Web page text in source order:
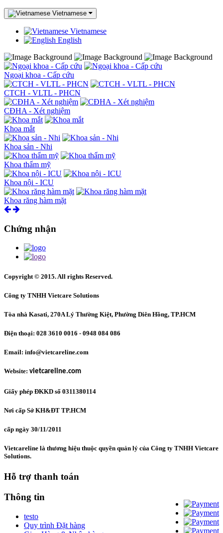
Vietnamese
Vietnamese
English
Ngoại khoa - Cấp cứu
CTCH - VLTL - PHCN
CĐHA - Xét nghiệm
Khoa mắt
Khoa sản - Nhi
Khoa thẩm mỹ
Khoa nội - ICU
Khoa răng hàm mặt
Chứng nhận
Copyright © 2015. All rights Reserved.
Công ty TNHH Vietcare Solutions
Tòa nhà Kasati, 270A Lý Thường Kiệt, Phường Diên Hồng, TP.HCM
Điện thoại: 028 3610 0016 - 0948 084 086
Email: info@vietcareline.com
Website: vietcareline.com
Giấy phép ĐKKD số 0311380114
Nơi cấp Sở KH&ĐT TP.HCM
cấp ngày 30/11/2011
Vietcareline là thương hiệu thuộc quyền quản lý của Công ty TNHH Vietcare
Solutions.
Hỗ trợ thanh toán
Thông tin
testo
Quy trình Đặt hàng